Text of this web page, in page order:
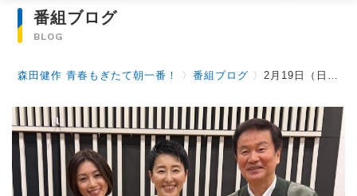
番組ブログ
BLOG
森田健作 青春もぎたて朝一番！ 〉番組ブログ 〉2月19日（日）のゲストは、澤雪絵さん